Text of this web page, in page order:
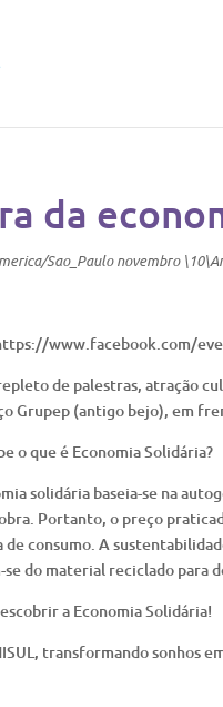
da
Sao_Paulo novembro
www.facebook.com/
de palestras, atração
Grupep (antigo bejo), em
o que é Economia Solidária?
solidária baseia-se na
Portanto, o preço
de consumo. A
do material reciclado para
a Economia Solidária!
transformando sonhos